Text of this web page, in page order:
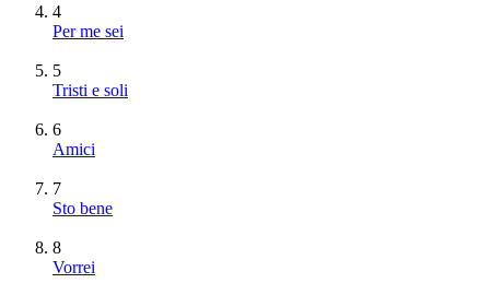
4
Per me sei
5
Tristi e soli
6
Amici
7
Sto bene
8
Vorrei